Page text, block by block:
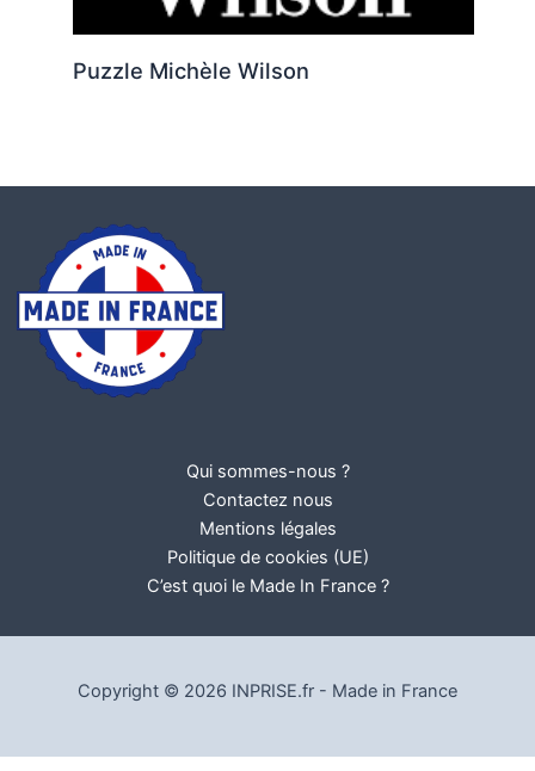
Puzzle Michèle Wilson
Qui sommes-nous ?
Contactez nous
Mentions légales
Politique de cookies (UE)
C’est quoi le Made In France ?
Copyright © 2026 INPRISE.fr - Made in France